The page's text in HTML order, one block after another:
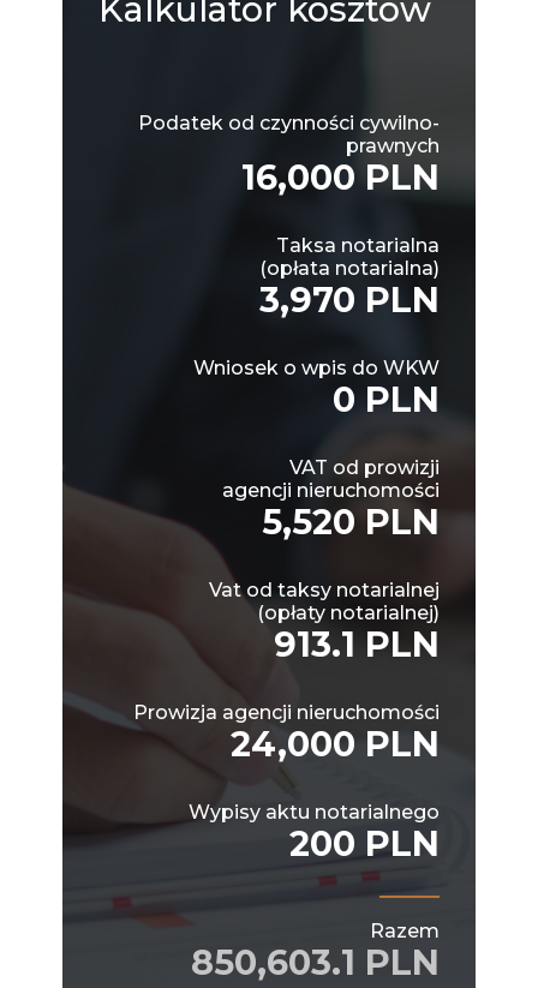
Kalkulator kosztów
Podatek od czynności cywilno-
prawnych
16,000 PLN
Taksa notarialna
(opłata notarialna)
3,970 PLN
Wniosek o wpis do WKW
0 PLN
VAT od prowizji
agencji nieruchomości
5,520 PLN
Vat od taksy notarialnej
(opłaty notarialnej)
913.1 PLN
Prowizja agencji nieruchomości
24,000 PLN
Wypisy aktu notarialnego
200 PLN
Razem
850,603.1 PLN